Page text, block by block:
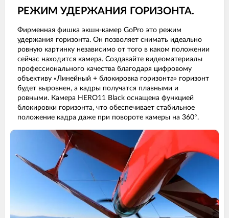
РЕЖИМ УДЕРЖАНИЯ ГОРИЗОНТА.
Фирменная фишка экшн-камер GoPro это режим
удержания горизонта. Он позволяет снимать идеально
ровную картинку независимо от того в каком положении
сейчас находится камера. Создавайте видеоматериалы
профессионального качества благодаря цифровому
объективу «Линейный + блокировка горизонта» горизонт
будет выровнен, а кадры получатся плавными и
ровными. Камера HERO11 Black оснащена функцией
блокировки горизонта, что обеспечивает стабильное
положение кадра даже при повороте камеры на 360°.